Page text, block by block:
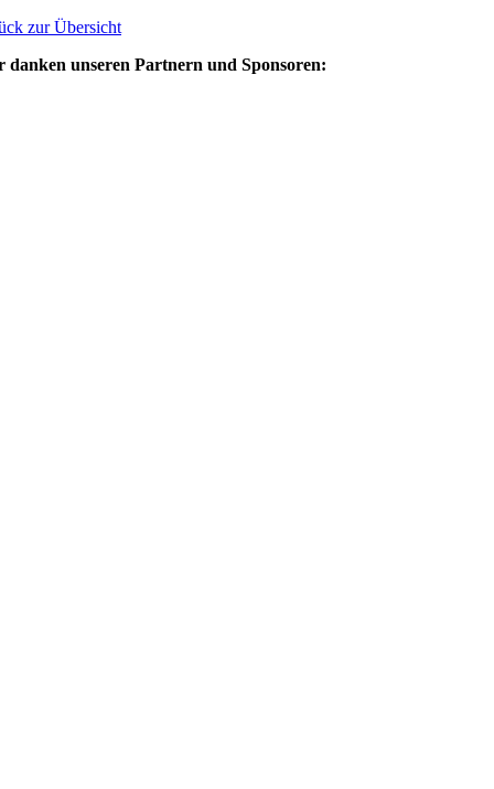
zur Übersicht
danken unseren Partnern und Sponsoren: